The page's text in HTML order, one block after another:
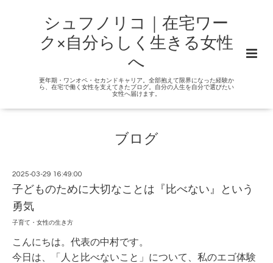
シュフノリコ｜在宅ワー
ク×自分らしく生きる女性
へ
更年期・ワンオペ・セカンドキャリア。全部抱えて限界になった経験か
ら、在宅で働く女性を支えてきたブログ。自分の人生を自分で選びたい
女性へ届けます。
ブログ
2025-03-29 16:49:00
子どものために大切なことは『比べない』という
勇気
子育て・女性の生き方
こんにちは。代表の中村です。
今日は、「人と比べないこと」について、私のエゴ体験